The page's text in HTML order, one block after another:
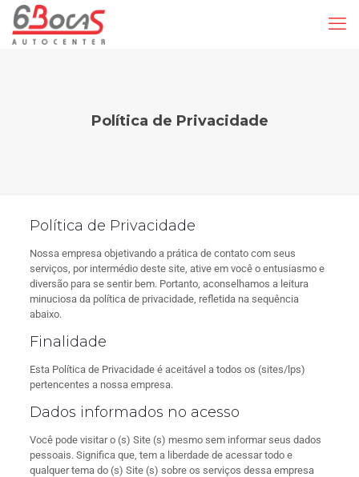
Política de Privacidade
Política de Privacidade
Nossa empresa objetivando a prática de contato com seus
serviços, por intermédio deste site, ative em você o entusiasmo e
diversão para se sentir bem. Portanto, aconselhamos a leitura
minuciosa da política de privacidade, refletida na sequência
abaixo.
Finalidade
Esta Política de Privacidade é aceitável a todos os (sites/lps)
pertencentes a nossa empresa.
Dados informados no acesso
Você pode visitar o (s) Site (s) mesmo sem informar seus dados
pessoais. Significa que, tem a liberdade de acessar todo e
qualquer tema do (s) Site (s) sobre os serviços dessa empresa